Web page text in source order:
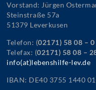
Vorstand: Jürgen
Steinstraße 57a
51379 Leverkusen
Telefon: (02171) 58 08 – 0
Telefax: (02171) 58 08 –
info(at)lebenshilfe-lev.de
IBAN: DE40 3755 1440